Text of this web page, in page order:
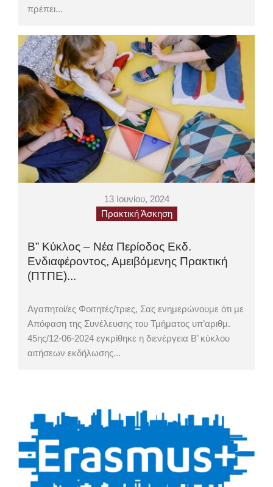
πρέπει...
13 Ιουνίου, 2024
Πρακτική Άσκηση
Β” Κύκλος – Νέα Περίοδος Εκδ.
Ενδιαφέροντος, Αμειβόμενης Πρακτική
(ΠΤΠΕ)...
Αγαπητοί/ες Φοιτητές/τριες, Σας ενημερώνουμε ότι με
Απόφαση της Συνέλευσης του Τμήματος υπ’αριθμ.
45ης/12-06-2024 εγκρίθηκε η διενέργεια Β’ κύκλου
αιτήσεων εκδήλωσης...